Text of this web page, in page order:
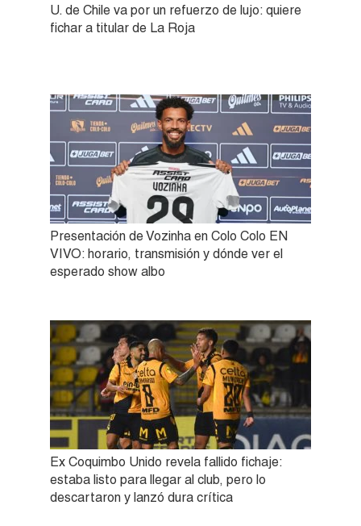
U. de Chile va por un refuerzo de lujo: quiere
fichar a titular de La Roja
Presentación de Vozinha en Colo Colo EN
VIVO: horario, transmisión y dónde ver el
esperado show albo
Ex Coquimbo Unido revela fallido fichaje:
estaba listo para llegar al club, pero lo
descartaron y lanzó dura crítica